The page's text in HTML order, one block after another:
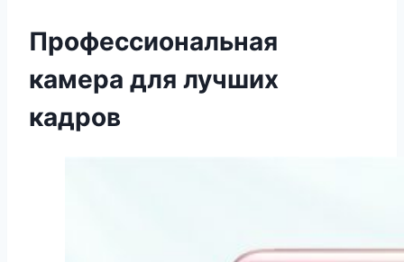
Профессиональная
камера для лучших
кадров